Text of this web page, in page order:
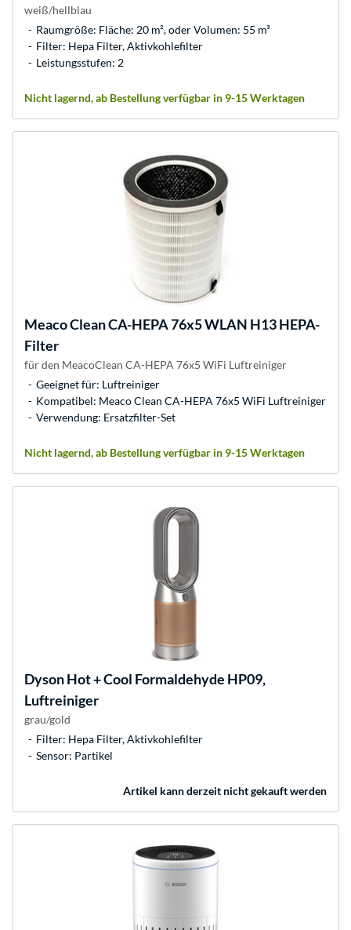
weiß/hellblau
Raumgröße: Fläche: 20 m², oder Volumen: 55 m³
Filter: Hepa Filter, Aktivkohlefilter
Leistungsstufen: 2
Nicht lagernd, ab Bestellung verfügbar in 9-15 Werktagen
MeacoClean CA-HEPA 76x5 WLAN H13 HEPA-
Filter
für den MeacoClean CA-HEPA 76x5 WiFi Luftreiniger
Geeignet für: Luftreiniger
Kompatibel: Meaco Clean CA-HEPA 76x5 WiFi Luftreiniger
Verwendung: Ersatzfilter-Set
Nicht lagernd, ab Bestellung verfügbar in 9-15 Werktagen
DysonHot + Cool Formaldehyde HP09,
Luftreiniger
grau/gold
Filter: Hepa Filter, Aktivkohlefilter
Sensor: Partikel
Artikel kann derzeit nicht gekauft werden